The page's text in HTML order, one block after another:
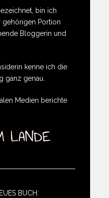
bin ich
gehörigen Portion
Bloggerin und
kenne ich die
ganz genau.
Medien berichte
BUCH: